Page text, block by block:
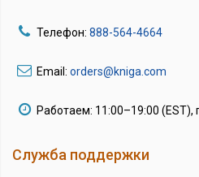
Телефон: 888-564-4664
Email: orders@kniga.com
Работаем: 11:00–19:00 (EST),
Служба поддержки